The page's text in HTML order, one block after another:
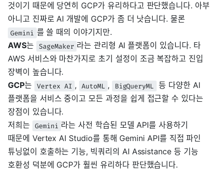
것이기 때문에 당연히 GCP가 유리하다고 판단했습니다. 아부
아니고 진짜로 AI 개발에 GCP가 좀 더 낫습니다. 물론
Gemini 를 쓸 때의 이야기지만.
AWS는 SageMaker 라는 관리형 AI 플랫폼이 있습니다. 타
AWS 서비스와 마찬가지로 초기 설정이 조금 복잡하고 진입
장벽이 높습니다.
GCP는 Vertex AI , AutoML , BigQueryML
등 다양한 AI
플랫폼을 서비스 중이고 모든 과정을 쉽게 접근할 수 있다는
장점이 있습니다.
저희는
Gemini 라는 사전 학습된 모델 API를 사용하기
때문에 Vertex AI Studio를 통해 Gemini API를 직접 파인
튜닝없이 호출하는 기능, 빅쿼리의 AI Assistance 등 기능
호환성 덕분에 GCP가 훨씬 유리하다 판단했습니다.